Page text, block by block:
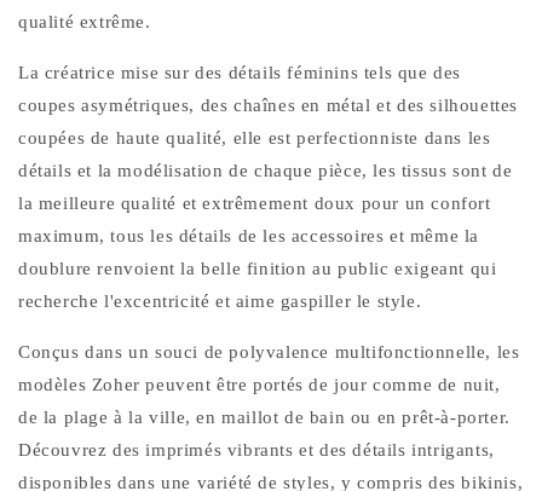
qualité extrême.
La créatrice mise sur des détails féminins tels que des
coupes asymétriques, des chaînes en métal et des silhouettes
coupées de haute qualité, elle est perfectionniste dans les
détails et la modélisation de chaque pièce, les tissus sont de
la meilleure qualité et extrêmement doux pour un confort
maximum, tous les détails de les accessoires et même la
doublure renvoient la belle finition au public exigeant qui
recherche l'excentricité et aime gaspiller le style.
Conçus dans un souci de polyvalence multifonctionnelle, les
modèles Zoher peuvent être portés de jour comme de nuit,
de la plage à la ville, en maillot de bain ou en prêt-à-porter.
Découvrez des imprimés vibrants et des détails intrigants,
disponibles dans une variété de styles, y compris des bikinis,